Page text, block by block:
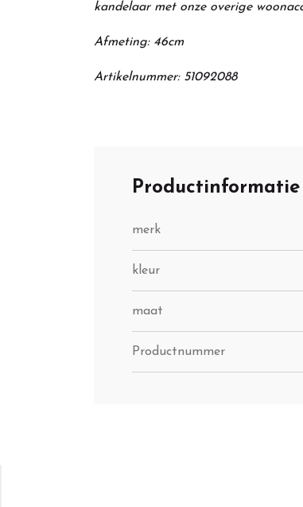
kandelaar met onze overige
Afmeting: 46cm
Artikelnummer: 51092088
Productinformatie
merk
kleur
maat
Productnummer